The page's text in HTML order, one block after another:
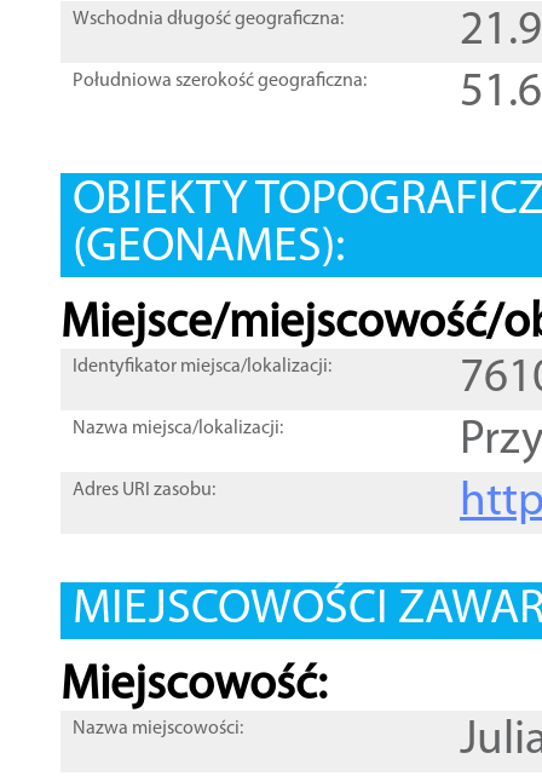
Wschodnia długość geograficzna:
Południowa szerokość geograficzna:
OBIEKTY
(GEONAMES):
Miejsce/miejscowość/
Identyfikator miejsca/lokalizacji:
Nazwa miejsca/lokalizacji:
Adres URI zasobu:
MIEJSCOWOŚCI
Miejscowość:
Nazwa miejscowości: